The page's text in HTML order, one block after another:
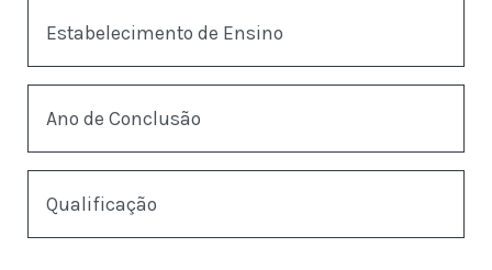
Estabelecimento de Ensino
Ano de Conclusão
Qualificação